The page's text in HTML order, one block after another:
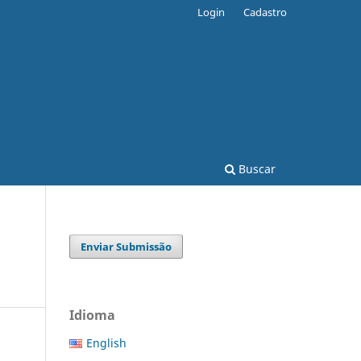
Buscar
Login Cadastro
Enviar Submissão
Idioma
English